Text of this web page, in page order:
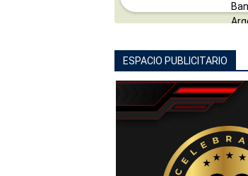
ESPACIO PUBLICITARIO